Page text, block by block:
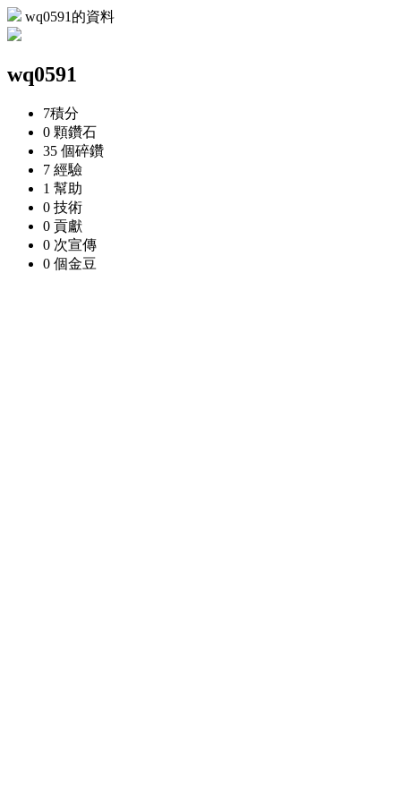
wq0591的資料
wq0591
7積分
0 顆鑽石
35 個碎鑽
7 經驗
1 幫助
0 技術
0 貢獻
0 次宣傳
0 個金豆